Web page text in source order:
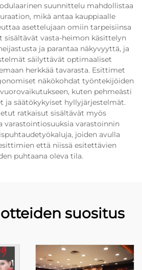
suunnittelu mahdollistaa
mikä antaa kauppiaalle
asettelujaan omiin tarpeisiinsa
sisältävät vasta-heimon käsittelyn
ja parantaa näkyvyyttä, ja
säilyttävät optimaaliset
herkkää tavarasta. Esittimet
näkökohdat työntekijöiden
kuten pehmeästi
ja säätökykyiset hyllyjärjestelmät.
ratkaisut sisältävät myös
varastointiosuuksia varastoinnin
joiden avulla
että niissä esitettävien
puhtaana oleva tila.
suositus